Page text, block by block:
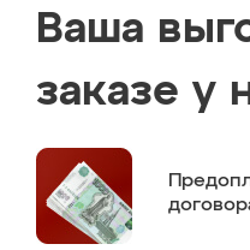
Ваша
заказе у